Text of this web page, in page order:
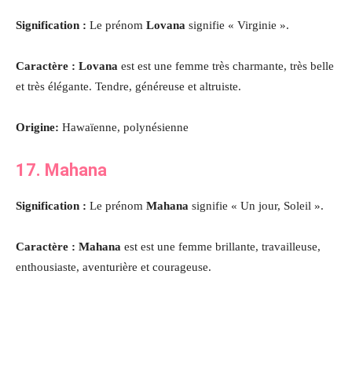
Signification : Le prénom Lovana signifie « Virginie ».
Caractère : Lovana est est une femme très charmante, très belle
et très élégante. Tendre, généreuse et altruiste.
Origine: Hawaïenne, polynésienne
17. Mahana
Signification : Le prénom Mahana signifie « Un jour, Soleil ».
Caractère : Mahana est est une femme brillante, travailleuse,
enthousiaste, aventurière et courageuse.